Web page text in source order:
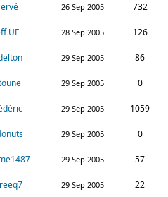
26 Sep 2005 732
UF 28 Sep 2005 126
29 Sep 2005 86
29 Sep 2005 0
29 Sep 2005 1059
29 Sep 2005 0
29 Sep 2005 57
29 Sep 2005 22